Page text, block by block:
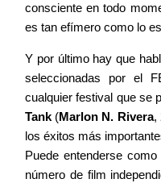
consciente en todo
es tan efímero como lo
Y por último hay que
seleccionadas por el
cualquier festival que se
Tank (Marlon N. Rivera,
los éxitos más
Puede entenderse
número de film